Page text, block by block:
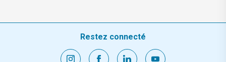
Restez connecté